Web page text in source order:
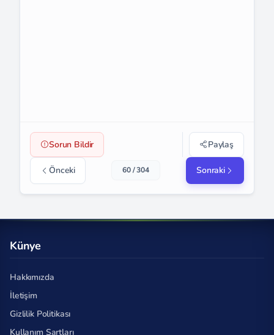
Sorun Bildir Paylaş
Önceki 60 / 304 Sonraki
Künye
Hakkımızda
İletişim
Gizlilik Politikası
Kullanım Şartları